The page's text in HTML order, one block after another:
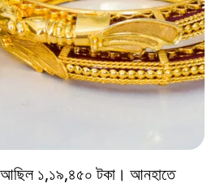
আছিল ১,১৯,৪৫০ টকা। আনহাতে